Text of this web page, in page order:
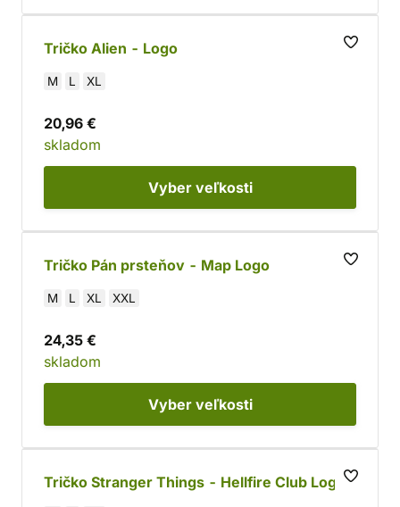
Tričko Alien - Logo
M L XL
20,96 €
skladom
Vyber veľkosti
Tričko Pán prsteňov - Map Logo
M L XL XXL
24,35 €
skladom
Vyber veľkosti
Tričko Stranger Things - Hellfire Club Logo